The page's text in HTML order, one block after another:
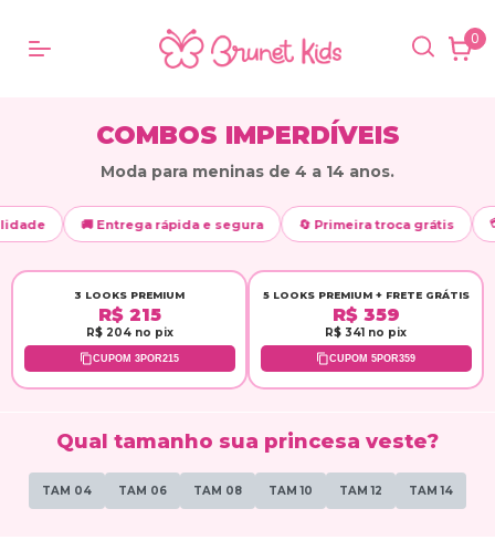
0
COMBOS IMPERDÍVEIS
Moda para meninas de 4 a 14 anos.
🚚 Entrega rápida e segura 🔄 Primeira troca grátis
3 LOOKS PREMIUM
R$ 215
R$ 204 no pix
CUPOM 3POR215
5 LOOKS PREMIUM + FRETE GRÁTIS
R$ 359
R$ 341 no pix
CUPOM 5POR359
Qual tamanho sua princesa veste?
TAM 04 TAM 06 TAM 08 TAM 10 TAM 12 TAM 14